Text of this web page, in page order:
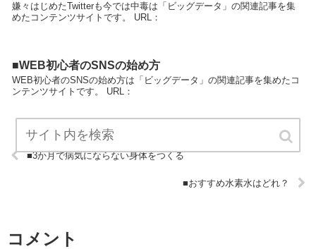
嫌々はじめたTwitterも今では中毒は「ビッグデータ」の関連記事を集
めたコンテンツサイトです。 URL：
■WEB初心者のSNSの始め方
WEB初心者のSNSの始め方は「ビッグデータ」の関連記事を集めたコ
ンテンツサイトです。 URL：
■3か月で病気にならない身体をつくる
■おすすめ水素水はどれ？
コメント